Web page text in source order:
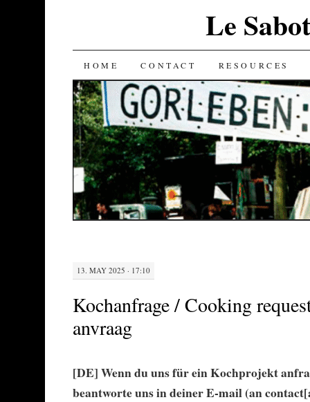
Le
SKIP
TO
CONTENT
HOME CONTACT RESOURCES
13. MAY 2025 · 17:10
Kochanfrage / Cooking
anvraag
[DE] Wenn du uns für ein Kochprojekt
beantworte uns in deiner E-mail (an